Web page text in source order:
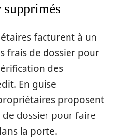
supprimés
facturent à un
frais de dossier pour
des
En guise
proposent
dossier pour faire
la porte.